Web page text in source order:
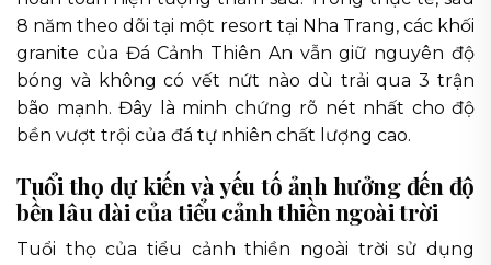
8 năm theo dõi tại một resort tại Nha Trang, các khối
granite của Đá Cảnh Thiên An vẫn giữ nguyên độ
bóng và không có vết nứt nào dù trải qua 3 trận
bão mạnh. Đây là minh chứng rõ nét nhất cho độ
bền vượt trội của đá tự nhiên chất lượng cao.
Tuổi thọ dự kiến và yếu tố ảnh hưởng đến độ
bền lâu dài của tiểu cảnh thiền ngoài trời
Tuổi thọ của tiểu cảnh thiền ngoài trời sử dụng